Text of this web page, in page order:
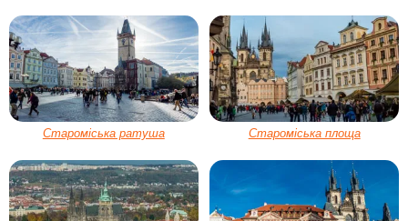
Староміська ратуша Староміська площа